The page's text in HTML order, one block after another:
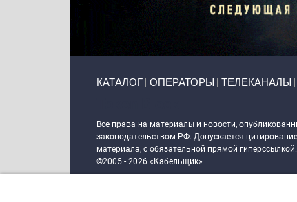
КАТАЛОГ ОПЕРАТОРЫ ТЕЛЕКАНАЛЫ
Все права на материалы и новости,
законодательством РФ. Допускается
материала, с обязательной прямой гиперссылкой.
©2005 - 2026 «Кабельщик»